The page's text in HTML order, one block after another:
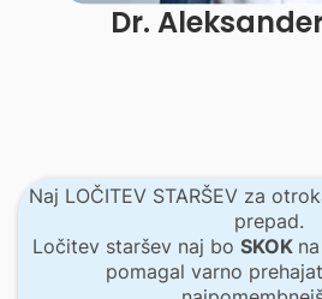
Dr.
Naj LOČITEV STARŠEV za
prepad.
Ločitev staršev naj bo SKOK na
pomagal varno